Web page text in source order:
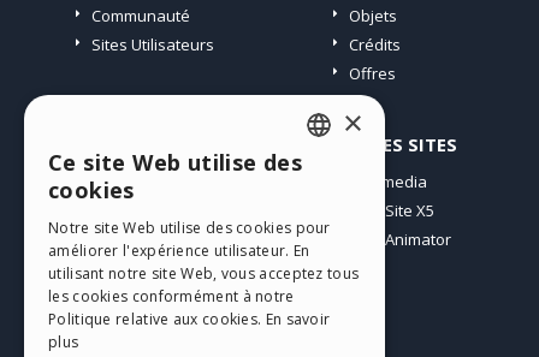
Communauté
Sites Utilisateurs
Objets
Crédits
Offres
Mes Messages
Télécharger
Espace Web
Mes Crédits
AUTRES SITES
Incomedia
WebSite X5
WebAnimator
ENGLISH
GERMAN
SPANISH
×
Ce site Web utilise des
cookies
Notre site Web utilise des cookies pour
améliorer l'expérience utilisateur. En
utilisant notre site Web, vous acceptez tous
les cookies conformément à notre
Politique relative aux cookies. En savoir
plus